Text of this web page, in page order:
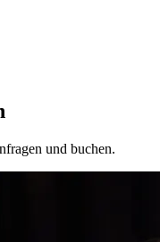
und buchen.